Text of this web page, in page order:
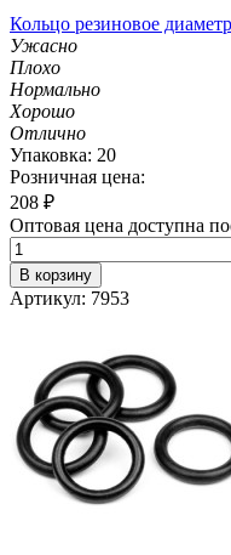
Кольцо резиновое
Ужасно
Плохо
Нормально
Хорошо
Отлично
Упаковка: 20
Розничная цена:
208 ₽
Оптовая цена доступна
В корзину
Артикул: 7953